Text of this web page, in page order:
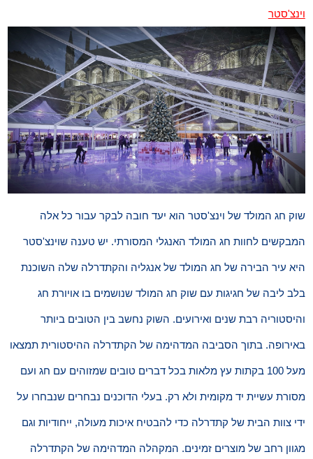
וינצ'סטר
שוק חג המולד של וינצ'סטר הוא יעד חובה לבקר עבור כל אלה
המבקשים לחוות חג המולד האנגלי המסורתי. יש טענה שוינצ'סטר
היא עיר הבירה של חג המולד של אנגליה והקתדרלה שלה השוכנת
בלב ליבה של חגיגות עם שוק חג המולד שנושמים בו אויורת חג
והיסטוריה רבת שנים ואירועים. השוק נחשב בין הטובים ביותר
באירופה. בתוך הסביבה המדהימה של הקתדרלה ההיסטורית תמצאו
מעל 100 בקתות עץ מלאות בכל דברים טובים שמזוהים עם חג ועם
מסורת עשיית יד מקומית ולא רק. בעלי הדוכנים נבחרים שנבחרו על
ידי צוות הבית של קתדרלה כדי להבטיח איכות מעולה, ייחודיות וגם
מגוון רחב של מוצרים זמינים. המקהלה המדהימה של הקתדרלה